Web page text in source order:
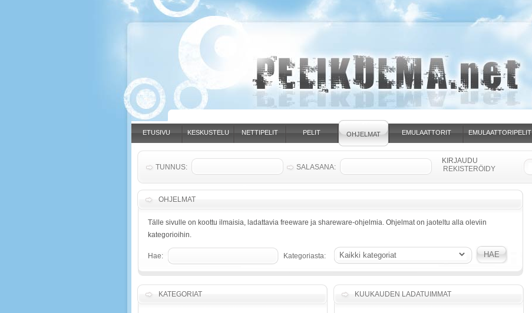
ETUSIVU KESKUSTELU NETTIPELIT PELIT OHJELMAT EMULAATTORIT EMULAATTORIPELIT
OHJELMAT
Tälle sivulle on koottu ilmaisia, ladattavia freeware ja shareware-ohjelmia. Ohjelmat on jaoteltu alla oleviin
kategorioihin.
Hae: Kategoriasta:
KATEGORIAT KUUKAUDEN LADATUIMMAT
TUNNUS: SALASANA: REKISTERÖIDY